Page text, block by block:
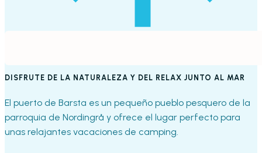
DISFRUTE DE LA NATURALEZA Y DEL RELAX JUNTO AL MAR
El puerto de Barsta es un pequeño pueblo pesquero de la
parroquia de Nordingrå y ofrece el lugar perfecto para
unas relajantes vacaciones de camping.